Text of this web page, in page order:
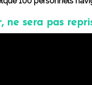
ne sera pas